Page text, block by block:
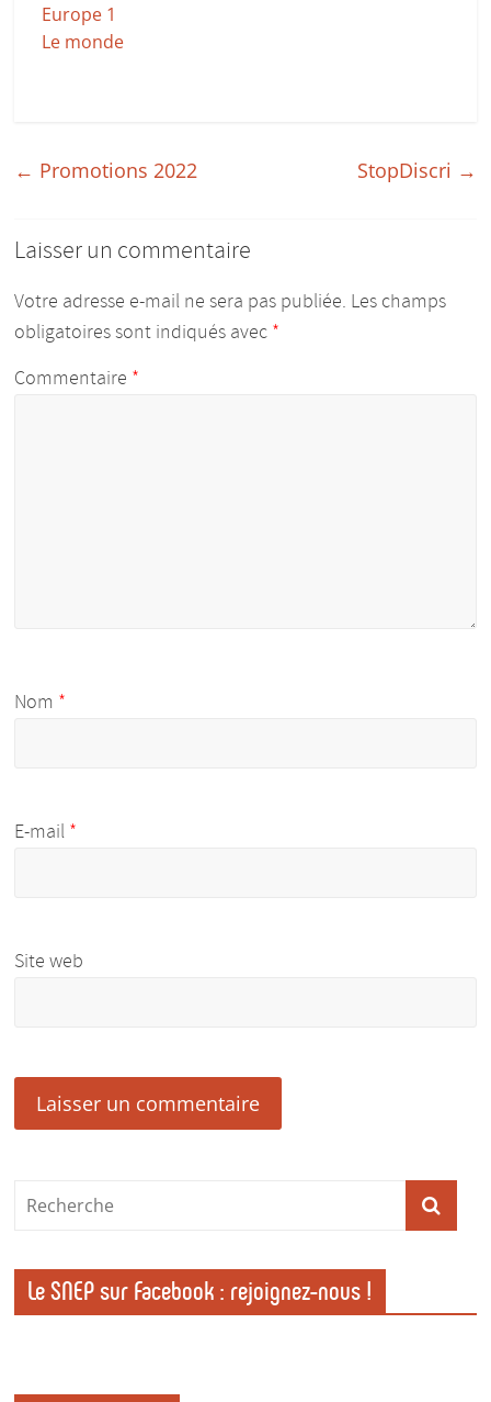
Europe 1
Le monde
← Promotions 2022 StopDiscri →
Laisser un commentaire
Votre adresse e-mail ne sera pas publiée. Les champs
obligatoires sont indiqués avec *
Commentaire *
Nom *
E-mail *
Site web
Le SNEP sur Facebook : rejoignez-nous !